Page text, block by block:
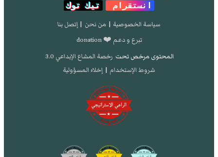
انستقرام
تيك توك
سياسة الخصوصية | من نحن | إتصل بنا
تبرع و دعم ❤️ donation
المحتوى مرخص تحت رخصة المشاع الإبداعي 3.0
شروط الإستخدام | إخلاء المسؤولية